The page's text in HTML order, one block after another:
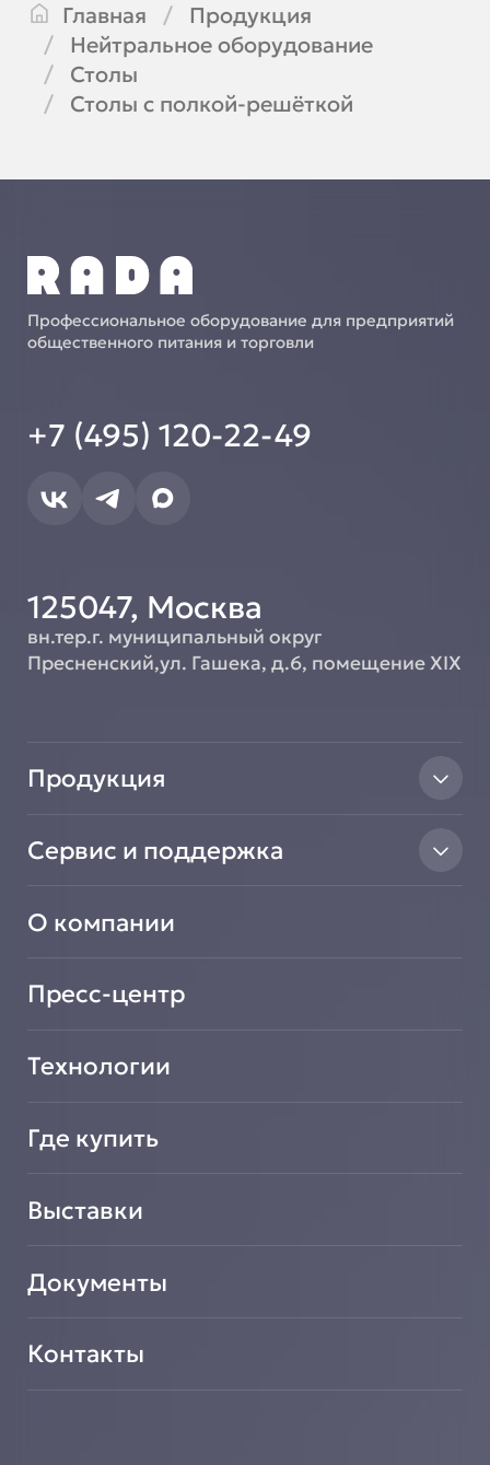
Главная
Продукция
Нейтральное оборудование
Столы
Столы с полкой-решёткой
Профессиональное оборудование для предприятий
общественного питания и торговли
+7 (495) 120-22-49
125047, Москва
вн.тер.г. муниципальный округ
Пресненский,ул. Гашека, д.6, помещение XIX
Продукция
Линии раздачи
Вентиляционное оборудование
Транспортировочные решения
Сервис и поддержка
Сообщить о неисправности оборудования
Подать заявку на сотрудничество
О компании
Пресс-центр
Технологии
Где купить
Выставки
Документы
Контакты